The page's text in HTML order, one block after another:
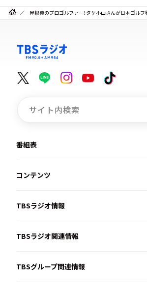
屋根裏のプロゴルファー！タケ小山さんが日本ゴルフ
番組表
コンテンツ
TBSラジオ情報
TBSラジオ関連情報
TBSグループ関連情報